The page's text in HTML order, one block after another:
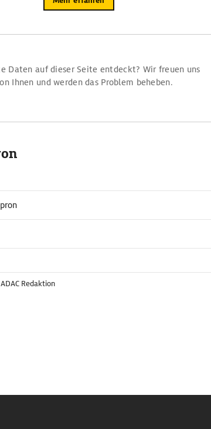
Daten auf dieser Seite entdeckt? Wir freuen uns
Ihnen und werden das Problem beheben.
Redaktion